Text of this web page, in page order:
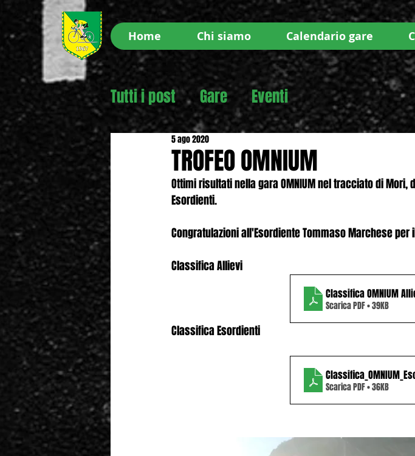
Home Chi siamo Calendario gare
Tutti i post Gare Eventi
TROFEO OMNIUM
5 ago 2020
Ottimi risultati nella gara OMNIUM nel tracciato di
Esordienti.
Congratulazioni all'Esordiente Tommaso Marchese per
Classifica Allievi
Classifica OMNIUM
Scarica PDF • 39KB
Classifica Esordienti
Scarica PDF • 36KB